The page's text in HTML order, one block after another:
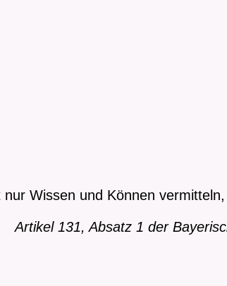
nur Wissen und Können
Artikel 131, Absatz 1 der